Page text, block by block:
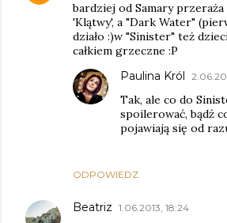
bardziej od Samary
'Klątwy', a "Dark Water"
działo :)w "Sinister" też
całkiem grzeczne :P
ODPOWIEDZ
Paulina Król
Tak, ale co do
spoilerować, bądź
pojawiają się od
Beatriz 1.06.2013, 18:24